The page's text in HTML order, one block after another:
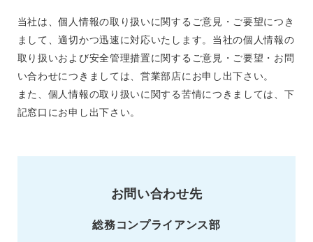
当社は、個人情報の取り扱いに関するご意見・ご要望につき
まして、適切かつ迅速に対応いたします。当社の個人情報の
取り扱いおよび安全管理措置に関するご意見・ご要望・お問
い合わせにつきましては、営業部店にお申し出下さい。
また、個人情報の取り扱いに関する苦情につきましては、下
記窓口にお申し出下さい。
お問い合わせ先
総務コンプライアンス部